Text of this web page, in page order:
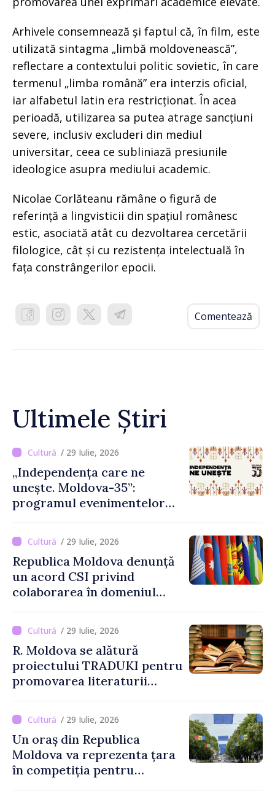
Arhivele consemnează și faptul că, în film, este
utilizată sintagma „limbă moldovenească”,
reflectare a contextului politic sovietic, în care
termenul „limba română” era interzis oficial,
iar alfabetul latin era restricționat. În acea
perioadă, utilizarea sa putea atrage sancțiuni
severe, inclusiv excluderi din mediul
universitar, ceea ce subliniază presiunile
ideologice asupra mediului academic.
Nicolae Corlăteanu rămâne o figură de
referință a lingvisticii din spațiul românesc
estic, asociată atât cu dezvoltarea cercetării
filologice, cât și cu rezistența intelectuală în
fața constrângerilor epocii.
Comentează
Ultimele Știri
/ 29 Iulie, 2026
„Independența care ne
unește. Moldova-35”:
programul evenimentelor
independență
/ 29 Iulie, 2026
Republica Moldova denunță
un acord CSI privind
colaborarea în domeniul
/ 29 Iulie, 2026
R. Moldova se alătură
proiectului TRADUKI pentru
promovarea literaturii
european
/ 29 Iulie, 2026
Un oraș din Republica
Moldova va reprezenta țara
în competiția pentru